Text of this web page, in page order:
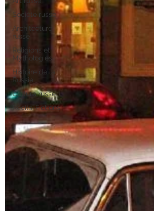
Société russe
Architecture
russe
Religions et
Mythologies
Histoire de la
Russie
Culture russe
Récits-Fictions